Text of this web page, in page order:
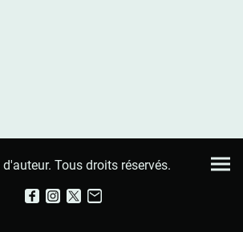
Tous droits réservés.